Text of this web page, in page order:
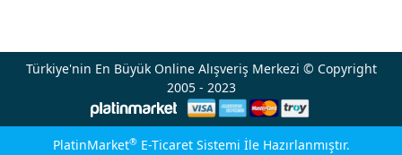
Türkiye'nin En Büyük Online Alışveriş Merkezi © Copyright
2005 - 2023
PlatinMarket®E-Ticaret Sistemi İle Hazırlanmıştır.